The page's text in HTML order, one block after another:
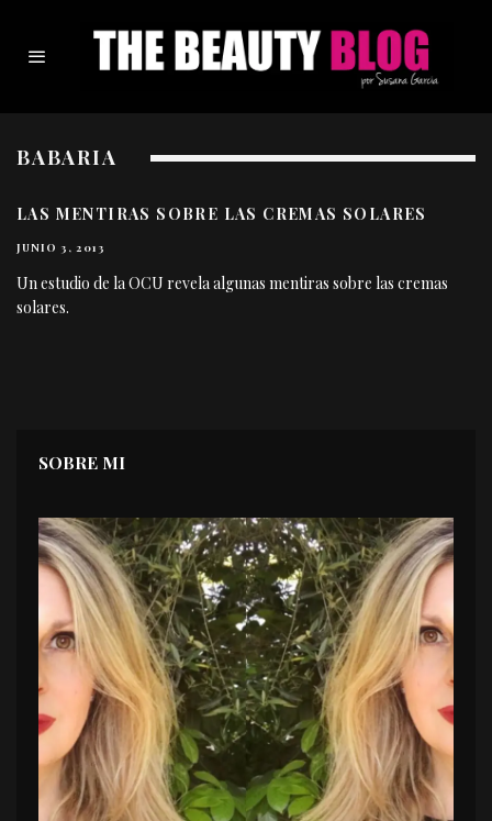
BABARIA
LAS MENTIRAS SOBRE LAS CREMAS SOLARES
JUNIO 3, 2013
Un estudio de la OCU revela algunas mentiras sobre las cremas
solares.
SOBRE MI